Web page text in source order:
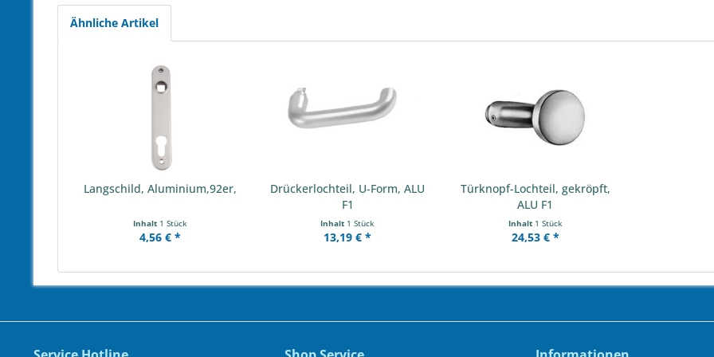
Ähnliche Artikel
Langschild, Aluminium,92er,
Inhalt 1 Stück
4,56 € *
Drückerlochteil, U-Form, ALU
F1
Inhalt 1 Stück
13,19 € *
Türknopf-Lochteil, gekröpft,
ALU F1
Inhalt 1 Stück
24,53 € *